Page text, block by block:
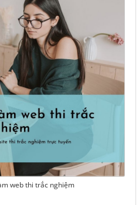
web thi trắc nghiệm